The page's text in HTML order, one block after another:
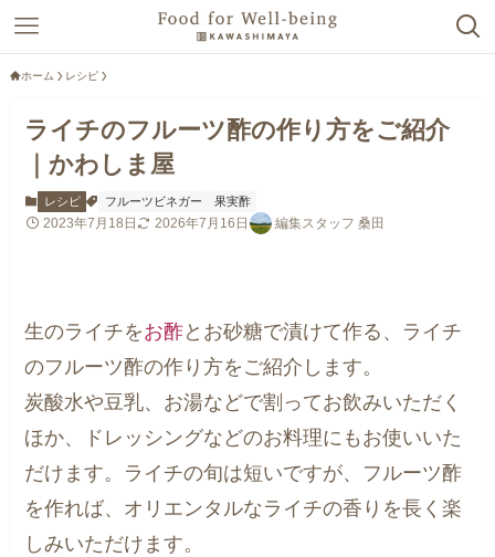
ホーム レシピ
ライチのフルーツ酢の作り方をご紹介
｜かわしま屋
レシピ フルーツビネガー 果実酢
2023年7月18日 2026年7月16日 編集スタッフ 桑田
生のライチをお酢とお砂糖で漬けて作る、ライチ
のフルーツ酢の作り方をご紹介します。
炭酸水や豆乳、お湯などで割ってお飲みいただく
ほか、ドレッシングなどのお料理にもお使いいた
だけます。ライチの旬は短いですが、フルーツ酢
を作れば、オリエンタルなライチの香りを長く楽
しみいただけます。